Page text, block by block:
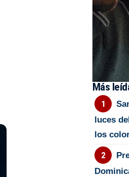
Más
luces
los